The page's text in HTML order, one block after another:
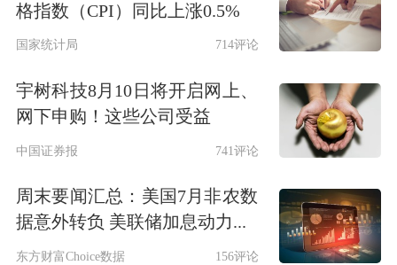
美元收购保险公司Alleghany以来最大
的一单；同时也发生在这家综合性公司
手握3440亿美元现金、接近历史纪录之
际。
型并购、并逐步减持如苹果公司等大型
持仓之后，似乎重启了“寻猎”模式。
格指数（CPI）同比上涨0.5%
国家统计局 714评论
宇树科技8月10日将开启网上、
网下申购！这些公司受益
中国证券报 741评论
周末要闻汇总：美国7月非农数
据意外转负 美联储加息动力...
东方财富Choice数据 156评论